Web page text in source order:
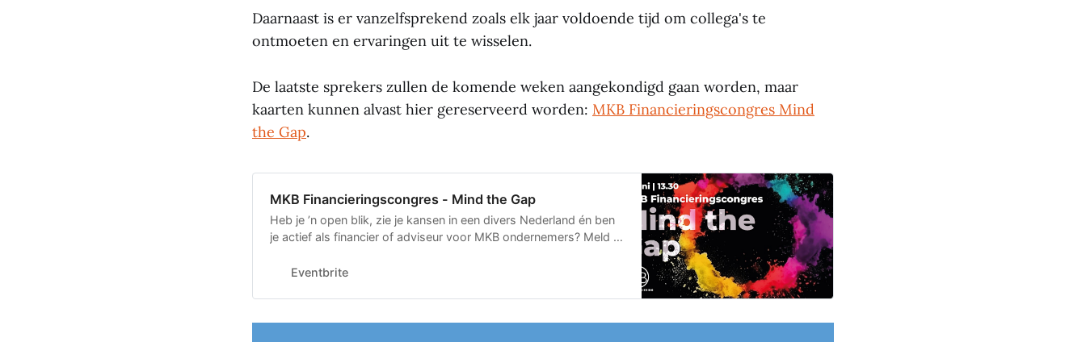
Daarnaast is er vanzelfsprekend zoals elk jaar voldoende tijd om collega's te
ontmoeten en ervaringen uit te wisselen.
De laatste sprekers zullen de komende weken aangekondigd gaan worden, maar
kaarten kunnen alvast hier gereserveerd worden: MKB Financieringscongres Mind
the Gap.
MKB Financieringscongres - Mind the Gap
Heb je ’n open blik, zie je kansen in een divers Nederland én ben
je actief als financier of adviseur voor MKB ondernemers? Meld je
Eventbrite